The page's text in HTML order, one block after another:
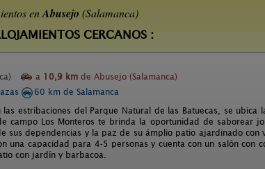
enAbusejo (Salamanca)
CERCANOS :
a 10,9 km de Abusejo (Salamanca)
60 km de Salamanca
estribaciones del Parque Natural de las Batuecas, se ubica
campo Los Monteros te brinda la oportunidad de saborear
sus dependencias y la paz de su ámplio patio ajardinado con
una capacidad para 4-5 personas y cuenta con un salón con
con jardín y barbacoa.